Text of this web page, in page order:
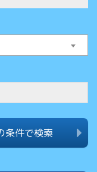
条件で検索